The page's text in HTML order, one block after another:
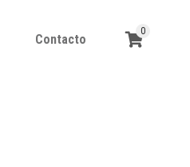
Contacto
0